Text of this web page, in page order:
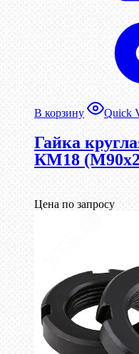
В корзину Quick
Гайка
КМ18
Цена по запросу